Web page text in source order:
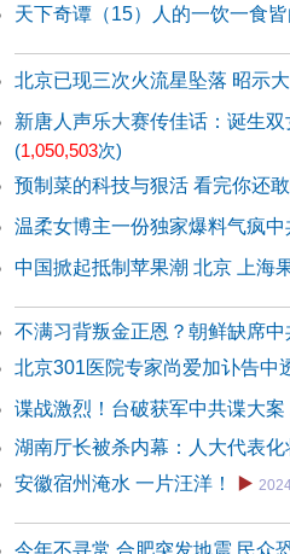
天下奇谭（15）人的一饮一食
北京已现三次火流星坠落 昭示
新唐人声乐大赛传佳话：诞生
(1,050,503次)
预制菜的科技与狠活 看完你还敢
温柔女博主一份独家爆料气疯中
中国掀起抵制苹果潮 北京 上海
不满习背叛金正恩？朝鲜缺席中
北京301医院专家尚爱加讣告中
谍战激烈！台破获军中共谍大
湖南厅长被杀内幕：人大代表
安徽宿州淹水 一片汪洋！
▶️
今年不寻常 合肥突发地震 民众